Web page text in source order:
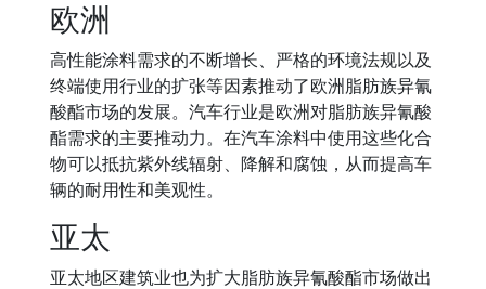
欧洲
高性能涂料需求的不断增长、严格的环境法规以及
终端使用行业的扩张等因素推动了欧洲脂肪族异氰
酸酯市场的发展。汽车行业是欧洲对脂肪族异氰酸
酯需求的主要推动力。在汽车涂料中使用这些化合
物可以抵抗紫外线辐射、降解和腐蚀，从而提高车
辆的耐用性和美观性。
亚太
亚太地区建筑业也为扩大脂肪族异氰酸酯市场做出